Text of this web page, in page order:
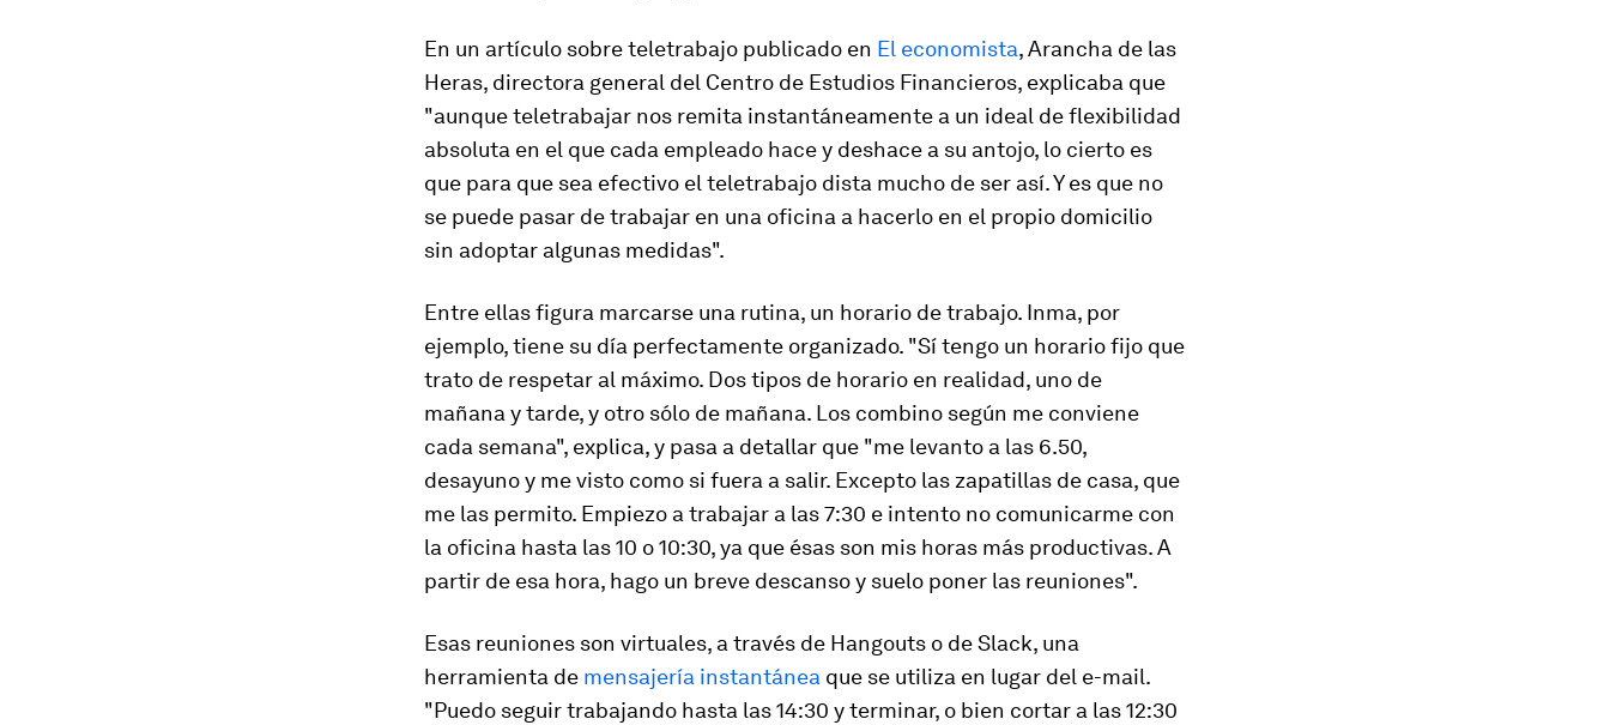
En un artículo sobre teletrabajo publicado en El economista, Arancha de las
Heras, directora general del Centro de Estudios Financieros, explicaba que
"aunque teletrabajar nos remita instantáneamente a un ideal de flexibilidad
absoluta en el que cada empleado hace y deshace a su antojo, lo cierto es
que para que sea efectivo el teletrabajo dista mucho de ser así. Y es que no
se puede pasar de trabajar en una oficina a hacerlo en el propio domicilio
sin adoptar algunas medidas".
Entre ellas figura marcarse una rutina, un horario de trabajo. Inma, por
ejemplo, tiene su día perfectamente organizado. "Sí tengo un horario fijo que
trato de respetar al máximo. Dos tipos de horario en realidad, uno de
mañana y tarde, y otro sólo de mañana. Los combino según me conviene
cada semana", explica, y pasa a detallar que "me levanto a las 6.50,
desayuno y me visto como si fuera a salir. Excepto las zapatillas de casa, que
me las permito. Empiezo a trabajar a las 7:30 e intento no comunicarme con
la oficina hasta las 10 o 10:30, ya que ésas son mis horas más productivas. A
partir de esa hora, hago un breve descanso y suelo poner las reuniones".
Esas reuniones son virtuales, a través de Hangouts o de Slack, una
herramienta de mensajería instantánea que se utiliza en lugar del e-mail.
"Puedo seguir trabajando hasta las 14:30 y terminar, o bien cortar a las 12:30